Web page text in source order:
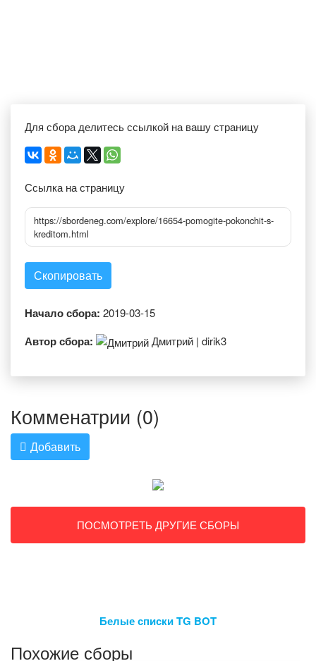
Для сбора делитесь ссылкой на вашу страницу
Ссылка на страницу
https://sbordeneg.com/explore/16654-pomogite-pokonchit-s-
kreditom.html
Скопировать
Начало сбора: 2019-03-15
Автор сбора: Дмитрий | dirik3
Комменатрии (0)
Добавить
ПОСМОТРЕТЬ ДРУГИЕ СБОРЫ
Белые списки TG BOT
Похожие сборы